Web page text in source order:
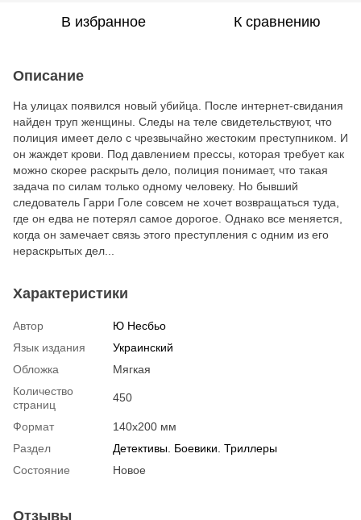
В избранное К сравнению
Описание
На улицах появился новый убийца. После интернет-свидания
найден труп женщины. Следы на теле свидетельствуют, что
полиция имеет дело с чрезвычайно жестоким преступником. И
он жаждет крови. Под давлением прессы, которая требует как
можно скорее раскрыть дело, полиция понимает, что такая
задача по силам только одному человеку. Но бывший
следователь Гарри Голе совсем не хочет возвращаться туда,
где он едва не потерял самое дорогое. Однако все меняется,
когда он замечает связь этого преступления с одним из его
нераскрытых дел...
Характеристики
Автор
Ю Несбьо
Язык издания
Украинский
Обложка
Мягкая
Количество
страниц
450
Формат
140х200 мм
Раздел
Детективы. Боевики. Триллеры
Состояние
Новое
Отзывы